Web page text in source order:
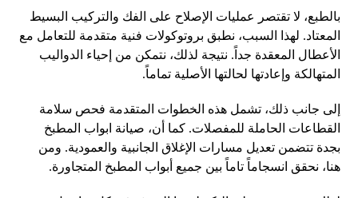
بالطبع، لا تقتصر عمليات الإصلاح على الفك والتركيب البسيط
المعتاد. لهذا السبب، نطبق بروتوكولات فنية متقدمة للتعامل مع
الأعطال المعقدة جداً. نتيجة لذلك، نتمكن من إحياء الدواليب
المتهالكة وإعادتها لحالتها الأصلية تماماً.
إلى جانب ذلك، تشمل هذه الخطوات المتقدمة فحص سلامة
القطاعات الحاملة للمفصلات. كما أن، صيانة ابواب المطبخ
بجدة تتضمن تعديل مسارات الإغلاق الجانبية والعمودية. ومن
هنا، نحقق انسجاماً تاماً بين جميع أبواب المطبخ المتجاورة.